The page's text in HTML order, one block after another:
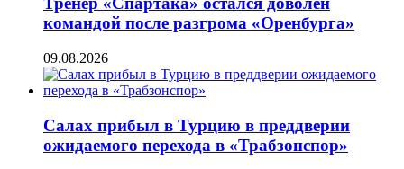
командой после разгрома «Оренбурга»
09.08.2026
Салах прибыл в Турцию в преддверии
ожидаемого перехода в «Трабзонспор»